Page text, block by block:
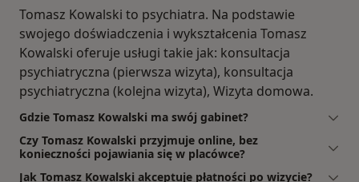
Tomasz Kowalski to psychiatra. Na podstawie
swojego doświadczenia i wykształcenia Tomasz
Kowalski oferuje usługi takie jak: konsultacja
psychiatryczna (pierwsza wizyta), konsultacja
psychiatryczna (kolejna wizyta), Wizyta domowa.
Gdzie Tomasz Kowalski ma swój gabinet?
Czy Tomasz Kowalski przyjmuje online, bez
konieczności pojawiania się w placówce?
Jak Tomasz Kowalski akceptuje płatności po wizycie?